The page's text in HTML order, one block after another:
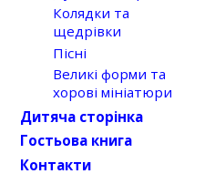
Колядки та
щедрівки
Пісні
Великі форми та
хорові мініатюри
Дитяча сторінка
Гостьова книга
Контакти